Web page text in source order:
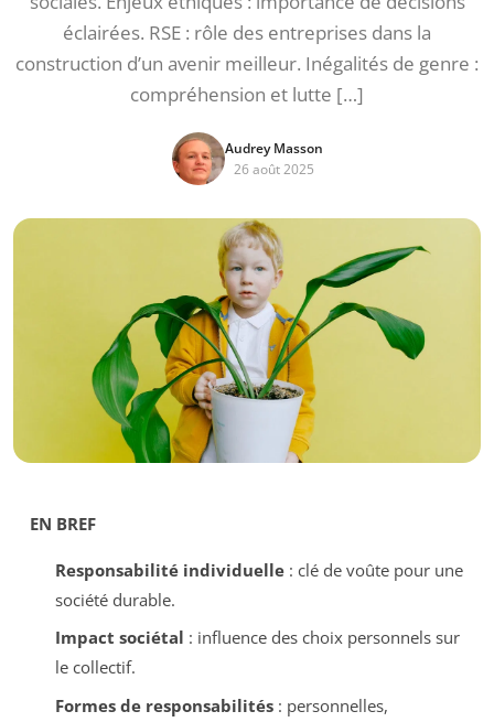
éclairées. RSE : rôle des entreprises dans la
construction d’un avenir meilleur. Inégalités de genre :
compréhension et lutte […]
Audrey Masson
26 août 2025
EN BREF
Responsabilité individuelle: clé de voûte pour une
société durable.
Impact sociétal : influence des choix personnels sur
le collectif.
Formes de responsabilités: personnelles,